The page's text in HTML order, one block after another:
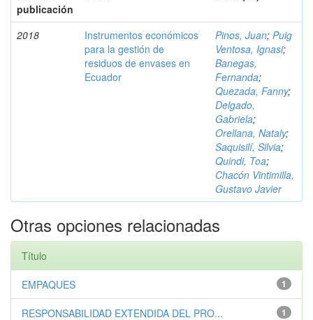
publicación
2018
Instrumentos económicos
para la gestión de
residuos de envases en
Ecuador
Pinos, Juan; Puig
Ventosa, Ignasi;
Banegas,
Fernanda;
Quezada, Fanny;
Delgado,
Gabriela;
Orellana, Nataly;
Saquisilí, Silvia;
Quindi, Toa;
Chacón Vintimilla,
Gustavo Javier
Otras opciones relacionadas
Título
1
EMPAQUES
1
RESPONSABILIDAD EXTENDIDA DEL PRO...